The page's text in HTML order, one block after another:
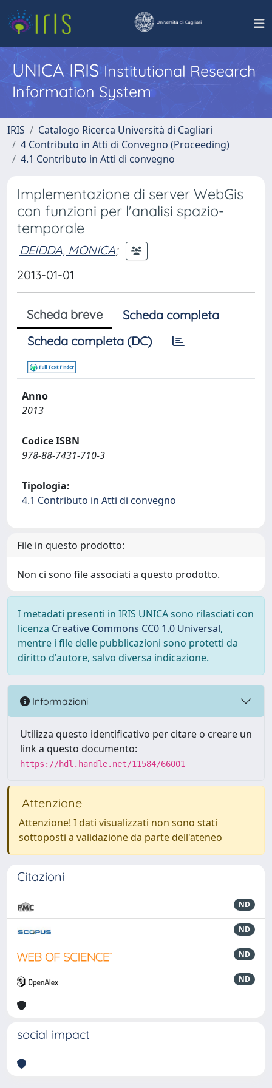
UNICA IRISInstitutional Research
Information System
IRIS
Catalogo Ricerca Università di Cagliari
4 Contributo in Atti di Convegno (Proceeding)
4.1 Contributo in Atti di convegno
Implementazione di server WebGis
con funzioni per l'analisi spazio-
temporale
DEIDDA, MONICA;
2013-01-01
Scheda breve
Scheda completa
Scheda completa (DC)
Anno
2013
Codice ISBN
978-88-7431-710-3
Tipologia:
4.1 Contributo in Atti di convegno
File in questo prodotto:
Non ci sono file associati a questo prodotto.
I metadati presenti in IRIS UNICA sono rilasciati con
licenza Creative Commons CC0 1.0 Universal,
mentre i file delle pubblicazioni sono protetti da
diritto d'autore, salvo diversa indicazione.
Informazioni
Utilizza questo identificativo per citare o creare un
link a questo documento:
https://hdl.handle.net/11584/66001
Attenzione
Attenzione! I dati visualizzati non sono stati
sottoposti a validazione da parte dell'ateneo
Citazioni
ND
ND
ND
ND
social impact